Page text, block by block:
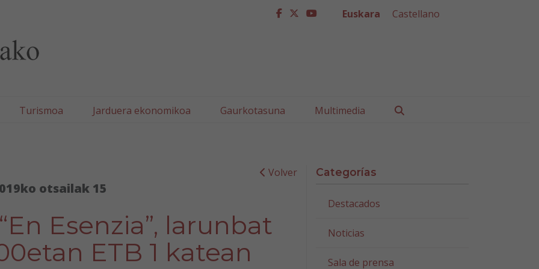
facebook
twitter
youtube
Euskara Castellano
Turismoa Jarduera ekonomikoa Gaurkotasuna Multimedia
Volver
otsailak 15
Esenzia”, larunbat
ETB 1 katean
Categorías
Destacados
Noticias
Sala de prensa